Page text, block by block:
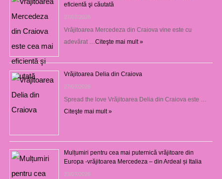
eficientă şi căutată
27/07/2026
Vrăjitoarea Mercedeza din Craiova vine este cu
adevărat …Citeşte mai mult »
Vrăjitoarea Delia din Craiova
27/07/2026
Spread the love Vrăjitoarea Delia din Craiova este …
Citeşte mai mult »
Mulțumiri pentru cea mai puternică vrăjitoare din
Europa -vrăjitoarea Mercedeza – din Ardeal și Italia
23/07/2026